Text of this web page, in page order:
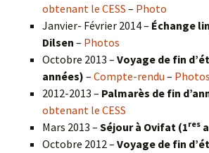
obtenant le CESS – Photo
Janvier- Février 2014 – Échange
Dilsen – Photos
Octobre 2013 – Voyage de fin
années) – Compte-rendu – Photos
2012-2013 – Palmarès de fin
obtenant le CESS
Mars 2013 – Séjour à Ovifat (1res
Octobre 2012 – Voyage de fin